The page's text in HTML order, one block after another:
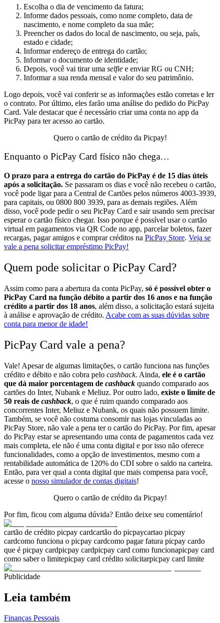
Escolha o dia de vencimento da fatura;
Informe dados pessoais, como nome completo, data de
nascimento, e nome completo da sua mãe;
Preencher os dados do local de nascimento, ou seja, país,
estado e cidade;
Informar endereço de entrega do cartão;
Informar o documento de identidade;
Depois, você vai tirar uma selfie e enviar RG ou CNH;
Informar a sua renda mensal e valor do seu patrimônio.
Logo depois, você vai conferir se as informações estão corretas e ler
o contrato. Por último, eles farão uma análise do pedido do PicPay
Card. Vale destacar que é necessário criar uma conta no app da
PicPay para ter acesso ao cartão.
Quero o cartão de crédito da Picpay!
Enquanto o PicPay Card físico não chega…
O prazo para a entrega do cartão do PicPay é de 15 dias úteis
após a solicitação. Se passaram os dias e você não recebeu o cartão,
você pode ligar para a Central de Cartões pelos números 4003-3939,
para capitais, ou 0800 800 3939, para as demais regiões. Além
disso, você pode pedir o seu PicPay Card e sair usando sem precisar
esperar o cartão físico chegar. Isso porque é possível usar o cartão
virtual em pagamentos via QR Code no app, parcelar boletos, fazer
recargas, pagar amigos e comprar créditos na PicPay Store. Veja se
vale a pena solicitar empréstimo PicPay!
Quem pode solicitar o PicPay Card?
Assim como para a abertura da conta PicPay, só é possível obter o
PicPay Card na função débito a partir dos 16 anos e na função
crédito a partir dos 18 anos, além disso, a solicitação estará sujeita
à análise e aprovação de crédito. Acabe com as suas dúvidas sobre
conta para menor de idade!
PicPay Card vale a pena?
Vale! Apesar de algumas limitações, o cartão funciona nas funções
crédito e débito e não cobra pelo cashback. Ainda, ele é o cartão
que dá maior porcentagem de cashback quando comparado aos
cartões do Inter, Nubank e Meliuz. Por outro lado, existe o limite de
50 reais de cashback, o que é ruim quando comparado aos
concorrentes Inter, Meliuz e Nubank, os quais não possuem limite.
Também, se você não costuma consomir nas lojas vinculadas ao
PicPay Store, não vale a pena ter o cartão do PicPay. Por fim, apesar
do PicPay estar se apresentando uma conta de pagamentos cada vez
mais completa, ele não é uma conta digital e por isso não oferece
funcionalidades, como a opção de investimentos, mesmo com a
rentabilidade automática de 120% do CDI sobre o saldo na carteira.
Então, para ver qual a conta digital que mais compensa para você,
acesse o nosso simulador de contas digitais!
Quero o cartão de crédito da Picpay!
Por fim, ficou com alguma dúvida? Então deixe seu comentário!
cartão de crédito picpay cardcartão do picpaycartao picpay
cardcomo funciona o picpay cardcomo pagar fatura picpay cardo
que é picpay cardpicpay cardpicpay card como funcionapicpay card
como saber o limitepicpay card crédito solicitarpicpay card limite
Publicidade
Leia também
Finanças Pessoais